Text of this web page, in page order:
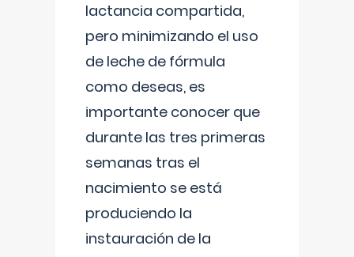
lactancia compartida,
pero minimizando el uso
de leche de fórmula
como deseas, es
importante conocer que
durante las tres primeras
semanas tras el
nacimiento se está
produciendo la
instauración de la